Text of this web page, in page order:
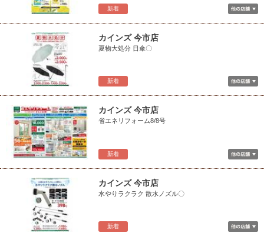
新着
新着
カインズ 今市店
夏物大処分 日傘〇
新着
カインズ 今市店
省エネリフォーム8/8号
新着
カインズ 今市店
水やりラクラク 散水ノズル〇